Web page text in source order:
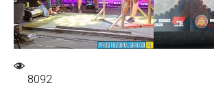
8092